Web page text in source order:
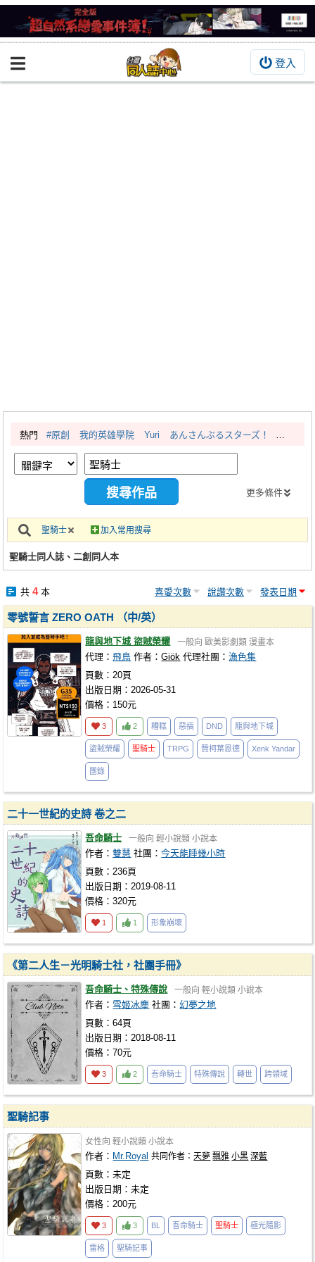
登入
BOOKY書集倉庫
繪圖藝廊
交流中心
攤位轉讓區
會員中心
註冊會員
熱門 #原創 我的英雄學院 Yuri あんさんぶるスターズ！
更多條件
聖騎士 加入常用搜尋
聖騎士同人誌、二創同人本
共 4本 喜愛次數 說讚次數 發表日期
零號誓言 ZERO OATH （中/英）
龍與地下城 盜賊榮耀 一般向 歐美影劇類 漫畫本
代理：飛鳥 作者：Giök 代理社團：漁色集
頁數：20頁
出版日期：2026-05-31
價格：150元
3 2 糟糕 惡搞 DND 龍與地下城
盜賊榮耀 聖騎士 TRPG 贊柯葉恩德 Xenk Yandar
團錄
二十一世紀的史詩 卷之二
吾命騎士 一般向 輕小說類 小說本
作者：雙慧 社團：今天能睡幾小時
頁數：236頁
出版日期：2019-08-11
價格：320元
1 1 形象崩壞
《第二人生－光明騎士社，社團手冊》
吾命騎士、特殊傳說 一般向 輕小說類 小說本
作者： 雪姬冰塵 社團：幻夢之地
頁數：64頁
出版日期：2018-08-11
價格：70元
3 2 吾命騎士 特殊傳說 轉世 跨領域
聖騎記事
女性向 輕小說類 小說本
作者： Mr.Royal 共同作者：天夢 飄雅 小黑 深藍
頁數：未定
出版日期：未定
價格：200元
3 3 BL 吾命騎士 聖騎士 極光隨影
雷格 聖騎記事